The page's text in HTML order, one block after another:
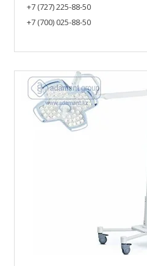
+7 (727) 225-88-50
+7 (700) 025-88-50